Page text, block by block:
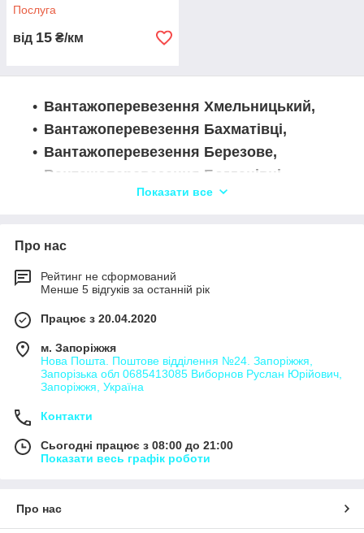
Послуга
від 15 ₴/км
Вантажоперевезення Хмельницький,
Вантажоперевезення Бахматівці,
Вантажоперевезення Березове,
Вантажоперевезення Богданівці,
Вантажоперевезення Велика
Вантажоперевезення Давидківці,
Вантажоперевезення Івашківці,
Вантажоперевезення Климківці,
Вантажоперевезення Колибань,
Вантажоперевезення Копистин,
Вантажоперевезення Мала Колибань,
Вантажоперевезення Малашівці,
Вантажоперевезення Масівці,
Вантажоперевезення Олешин,
Показати все
Про нас
Рейтинг не сформований
Менше 5 відгуків за останній рік
Працює з 20.04.2020
м. Запоріжжя
Нова Пошта. Поштове відділення №24. Запоріжжя,
Запорізька обл 0685413085 Виборнов Руслан Юрійович,
Запоріжжя, Україна
Контакти
Сьогодні працює з 08:00 до 21:00
Показати весь графік роботи
Про нас